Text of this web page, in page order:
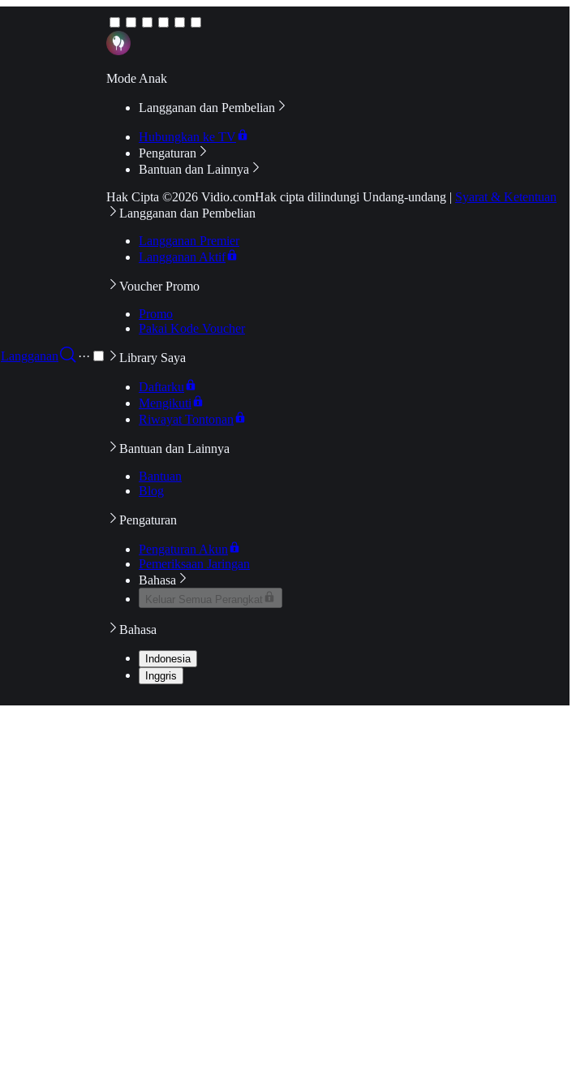
Langganan
···
Mode Anak
Langganan dan Pembelian
Hubungkan ke TV
Pengaturan
Bantuan dan Lainnya
Hak Cipta ©2026 Vidio.comHak cipta dilindungi Undang-undang | Syarat & Ketentuan
Langganan dan Pembelian
Langganan Premier
Langganan Aktif
Voucher Promo
Promo
Pakai Kode Voucher
Library Saya
Daftarku
Mengikuti
Riwayat Tontonan
Bantuan dan Lainnya
Bantuan
Blog
Pengaturan
Pengaturan Akun
Pemeriksaan Jaringan
Bahasa
Keluar Semua Perangkat
Bahasa
Indonesia
Inggris